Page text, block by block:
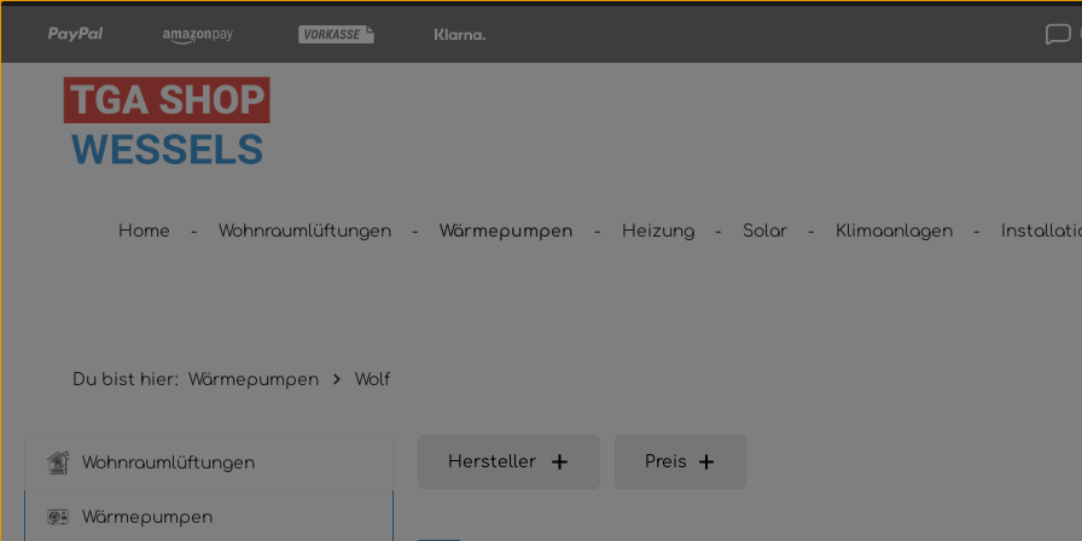
Hauptinhalt springen
Zur Hauptnavigation springen
Home Wohnraumlüftungen Wärmepumpen Heizung Solar Klimaanlagen
Du bist hier: Wärmepumpen Wolf
Wohnraumlüftungen
Wärmepumpen
Hersteller Preis